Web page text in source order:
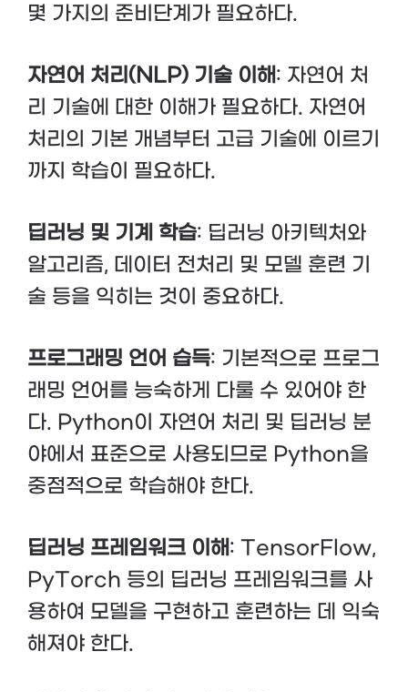
몇 가지의 준비단계가 필요하다.
자연어 처리(NLP) 기술 이해: 자연어 처
리 기술에 대한 이해가 필요하다. 자연어
처리의 기본 개념부터 고급 기술에 이르기
까지 학습이 필요하다.
딥러닝 및 기계 학습: 딥러닝 아키텍처와
알고리즘, 데이터 전처리 및 모델 훈련 기
술 등을 익히는 것이 중요하다.
프로그래밍 언어 습득: 기본적으로 프로그
래밍 언어를 능숙하게 다룰 수 있어야 한
다. Python이 자연어 처리 및 딥러닝 분
야에서 표준으로 사용되므로 Python을
중점적으로 학습해야 한다.
딥러닝 프레임워크 이해: TensorFlow,
PyTorch 등의 딥러닝 프레임워크를 사
용하여 모델을 구현하고 훈련하는 데 익숙
해져야 한다.